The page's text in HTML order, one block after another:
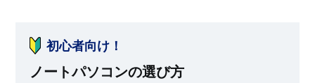
初心者向け！
ノートパソコンの選び方